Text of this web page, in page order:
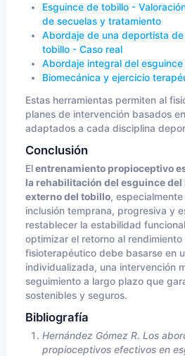
Esguince de tobillo -
de secuelas y tratamiento
Abordaje de una deportista
tobillo - Caso real
Abordaje integral del
Biomecánica y ejercicio
Estas herramientas permiten al
planes de intervención basados
adaptados a cada disciplina
Conclusión
Elentrenamiento propioceptivo
la rehabilitación del esguince
externo del tobillo,
inclusión temprana, progresiva y
restablecer la estabilidad
optimizar el retorno al
fisioterapéutico debe basarse en
individualizada, una intervención
seguimiento a largo plazo que
sostenibles y seguros.
Bibliografía
Hernández Gómez R. Los
propioceptivos efectivos en